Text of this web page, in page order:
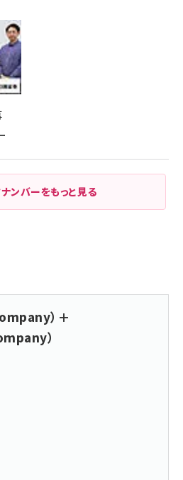
ンバーをもっと見る
）＋
）